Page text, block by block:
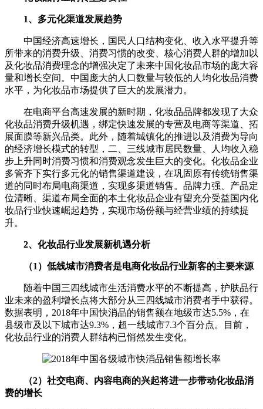
1、多元化渠道发展趋势
中国经济高速增长，国民人口结构变化、收入水平提升等
所带来的消费升级、消费习惯的改变、核心消费人群的增加以
及化妆品消费理念的增强决定了未来中国化妆品市场的庞大容
量和增长空间。中国庞大的人口数量与较低的人均化妆品消费
水平，为化妆品市场提供了巨大的发展潜力。
在电商平台高速发展的新时期，化妆品品牌都发现了大众
化妆品消费升级机遇，绑定快速发展的专营及电商等渠道、拓
展面膜等新兴品类。此外，随着城镇化的推进以及消费为导向
的经济增长模式的转型，二、三线城市居民数量、人均收入稳
步上升同时消费习惯和消费观念发生巨大的变化。化妆品企业
多管齐下实行多元化的销售渠道建设，在巩固原有传统销售渠
道的同时布局电商渠道，实现多渠道销售。品牌力强、产品定
位清晰、渠道布局全面的本土化妆品企业有望充分受益国内化
妆品行业快速崛起趋势，实现市场份额与经营业绩的持续提
升。
2、化妆品行业发展新机遇分析
（1）低线城市消费者是电商化妆品行业新客的主要来源
随着中国三四线城市生活消费水平的不断提高，护肤品行
业未来的盈利增长点将大部分从三四线城市消费者手中获得。
数据表明，2018年中国快消品的销售额在地级市达5.5%，在
县级市及以下城市达9.3%，超一线城市7.3个百分点。目前，
化妆品行业的消费人群结构已悄然发生变化。
（2）社交电商、内容电商的兴起将进一步带动化妆品消
费的增长